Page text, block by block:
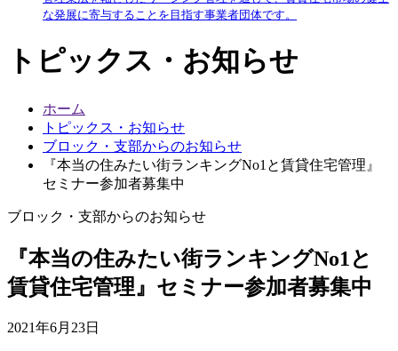
な発展に寄与することを目指す事業者団体です。
トピックス・お知らせ
ホーム
トピックス・お知らせ
ブロック・支部からのお知らせ
『本当の住みたい街ランキングNo1と賃貸住宅管理』
セミナー参加者募集中
ブロック・支部からのお知らせ
『本当の住みたい街ランキングNo1と
賃貸住宅管理』セミナー参加者募集中
2021年6月23日